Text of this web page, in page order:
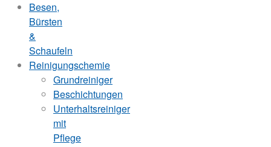
Besen,
Bürsten
&
Schaufeln
Reinigungschemie
Grundreiniger
Beschichtungen
Unterhaltsreiniger
mit
Pflege